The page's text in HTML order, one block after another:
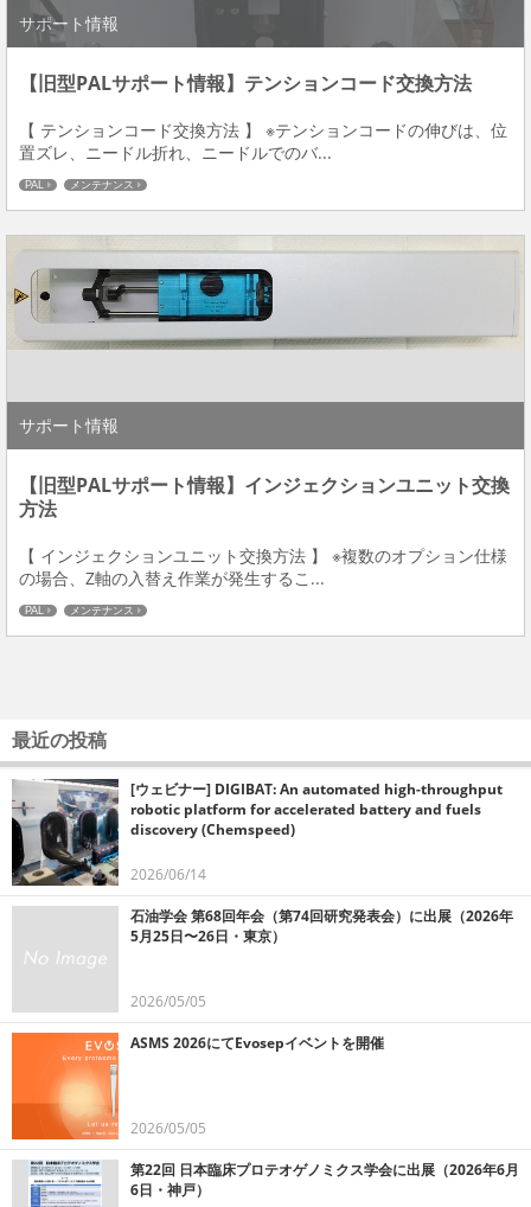
サポート情報
【旧型PALサポート情報】テンションコード交換方法
【 テンションコード交換方法 】 ※テンションコードの伸びは、位
置ズレ、ニードル折れ、ニードルでのバ...
PAL メンテナンス
サポート情報
【旧型PALサポート情報】インジェクションユニット交換
方法
【 インジェクションユニット交換方法 】 ※複数のオプション仕様
の場合、Z軸の入替え作業が発生するこ...
PAL メンテナンス
最近の投稿
[ウェビナー] DIGIBAT: An automated high-throughput
robotic platform for accelerated battery and fuels
discovery (Chemspeed)
2026/06/14
石油学会 第68回年会（第74回研究発表会）に出展（2026年
5月25日〜26日・東京）
2026/05/05
ASMS 2026にてEvosepイベントを開催
2026/05/05
第22回 日本臨床プロテオゲノミクス学会に出展（2026年6月
6日・神戸）